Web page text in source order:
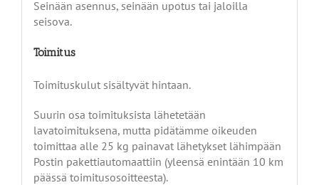
Seinään asennus, seinään upotus tai jaloilla
seisova.
Toimitus
Toimituskulut sisältyvät hintaan.
Suurin osa toimituksista lähetetään
lavatoimituksena, mutta pidätämme oikeuden
toimittaa alle 25 kg painavat lähetykset lähimpään
Postin pakettiautomaattiin (yleensä enintään 10 km
päässä toimitusosoitteesta).